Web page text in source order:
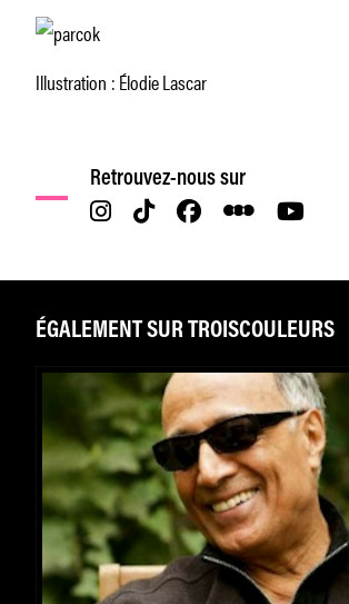
Illustration : Élodie Lascar
Retrouvez-nous sur
ÉGALEMENT SUR TROISCOULEURS